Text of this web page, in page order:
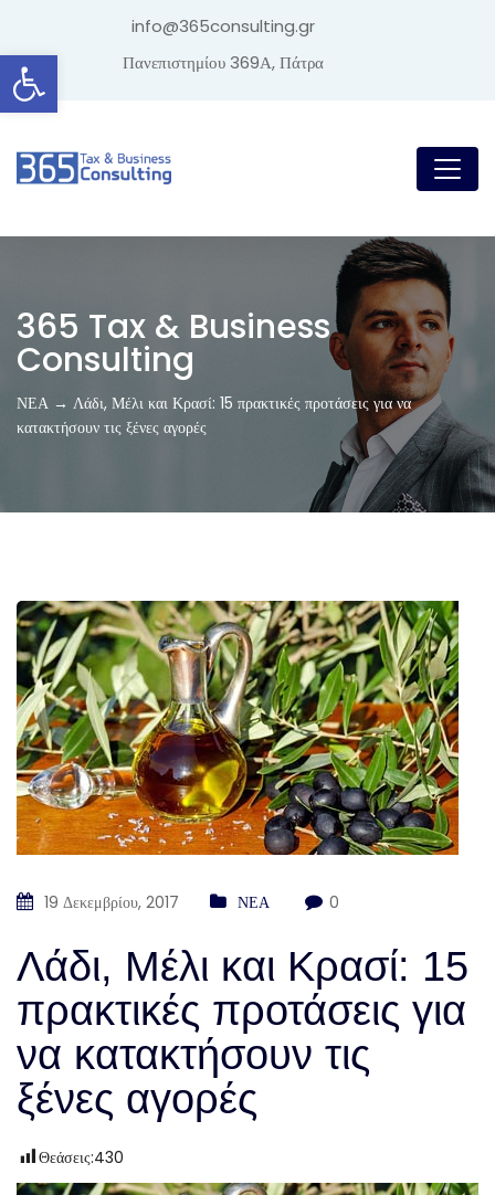
Ανοίξτε τη γραμμή εργαλείων
info@365consulting.gr
Πανεπιστημίου 369Α, Πάτρα
365 Tax & Business
Consulting
ΝΕΑ → Λάδι, Μέλι και Κρασί: 15 πρακτικές προτάσεις για να
κατακτήσουν τις ξένες αγορές
19 Δεκεμβρίου, 2017 ΝΕΑ 0
Λάδι, Μέλι και Κρασί: 15
πρακτικές προτάσεις για
να κατακτήσουν τις
ξένες αγορές
Θεάσεις:430